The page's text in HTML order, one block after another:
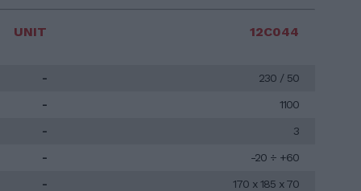
UNIT
-
-
-
-
-
12C044
230 / 50
1100
3
-20 ÷ +60
170 x 185 x 70